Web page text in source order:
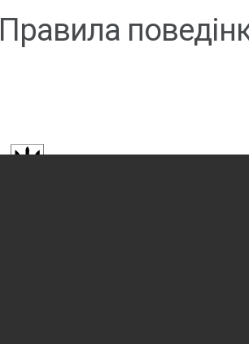
Правила